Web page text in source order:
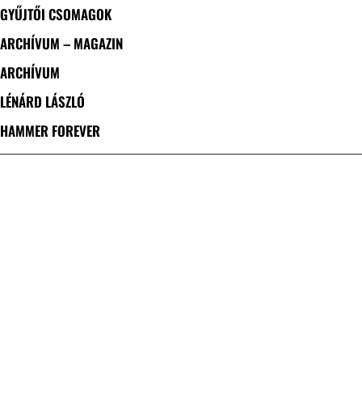
GYŰJTŐI CSOMAGOK
ARCHÍVUM – MAGAZIN
ARCHÍVUM
LÉNÁRD LÁSZLÓ
HAMMER FOREVER